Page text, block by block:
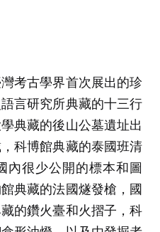
考古學界首次展出的珍
言研究所典藏的十三行
典藏的後山公墓遺址出
科博館典藏的泰國班清
內很少公開的標本和圖
典藏的法國燧發槍，國
的鑽火臺和火摺子，科